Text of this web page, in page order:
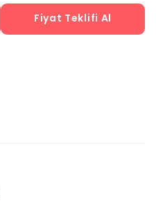
Fiyat Teklifi Al